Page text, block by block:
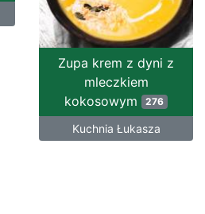
Zupa krem z dyni z
mleczkiem
kokosowym 276
Kuchnia Łukasza